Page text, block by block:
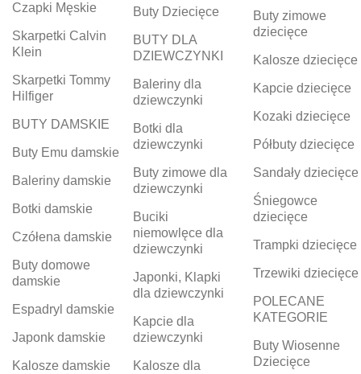
Czapki Męskie
Skarpetki Calvin
Klein
Skarpetki Tommy
Hilfiger
BUTY DAMSKIE
Buty Emu damskie
Baleriny damskie
Botki damskie
Czółena damskie
Buty domowe
damskie
Espadryl damskie
Japonk damskie
Kalosze damskie
Buty Dziecięce
BUTY DLA
DZIEWCZYNKI
Baleriny dla
dziewczynki
Botki dla
dziewczynki
Buty zimowe dla
dziewczynki
Buciki
niemowlęce dla
dziewczynki
Japonki, Klapki
dla dziewczynki
Kapcie dla
dziewczynki
Kalosze dla
Buty zimowe
dziecięce
Kalosze dziecięce
Kapcie dziecięce
Kozaki dziecięce
Półbuty dziecięce
Sandały dziecięce
Śniegowce
dziecięce
Trampki dziecięce
Trzewiki dziecięce
POLECANE
KATEGORIE
Buty Wiosenne
Dziecięce